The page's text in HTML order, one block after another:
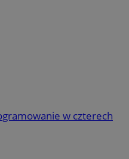
w czterech